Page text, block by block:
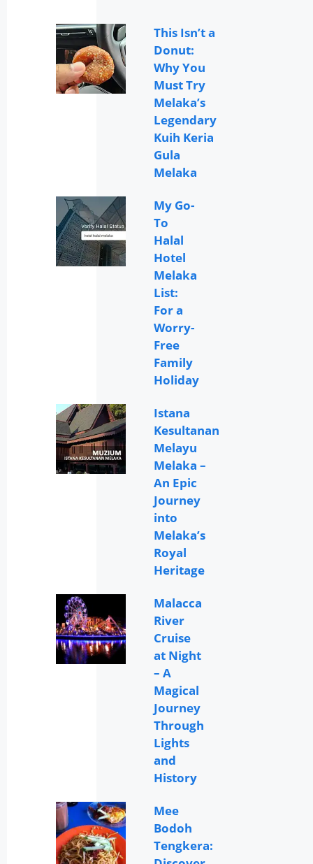
This Isn’t a
Donut:
Why You
Must Try
Melaka’s
Legendary
Kuih Keria
Gula
Melaka
My Go-
To
Halal
Hotel
Melaka
List:
For a
Worry-
Free
Family
Holiday
Istana
Kesultanan
Melayu
Melaka –
An Epic
Journey
into
Melaka’s
Royal
Heritage
Malacca
River
Cruise
at Night
– A
Magical
Journey
Through
Lights
and
History
Mee
Bodoh
Tengkera: